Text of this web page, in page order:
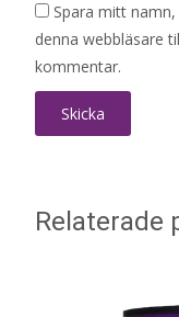
Spara mitt
denna webbläsare
kommentar.
Relaterade